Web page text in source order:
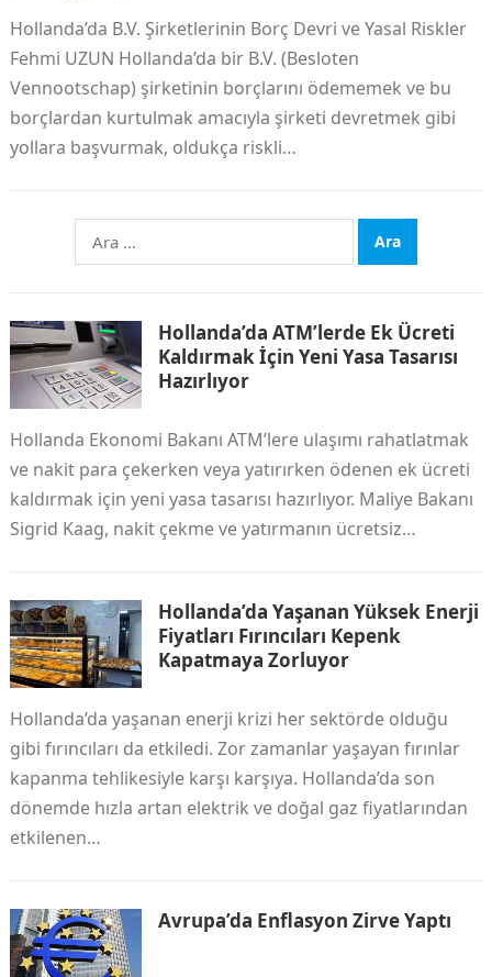
Hollanda’da B.V. Şirketlerinin Borç Devri ve Yasal Riskler
Fehmi UZUN Hollanda’da bir B.V. (Besloten
Vennootschap) şirketinin borçlarını ödememek ve bu
borçlardan kurtulmak amacıyla şirketi devretmek gibi
yollara başvurmak, oldukça riskli…
Arama:
Hollanda’da ATM’lerde Ek Ücreti
Kaldırmak İçin Yeni Yasa Tasarısı
Hazırlıyor
Hollanda Ekonomi Bakanı ATM’lere ulaşımı rahatlatmak
ve nakit para çekerken veya yatırırken ödenen ek ücreti
kaldırmak için yeni yasa tasarısı hazırlıyor. Maliye Bakanı
Sigrid Kaag, nakit çekme ve yatırmanın ücretsiz…
Hollanda’da Yaşanan Yüksek Enerji
Fiyatları Fırıncıları Kepenk
Kapatmaya Zorluyor
Hollanda’da yaşanan enerji krizi her sektörde olduğu
gibi fırıncıları da etkiledi. Zor zamanlar yaşayan fırınlar
kapanma tehlikesiyle karşı karşıya. Hollanda’da son
dönemde hızla artan elektrik ve doğal gaz fiyatlarından
etkilenen…
Avrupa’da Enflasyon Zirve Yaptı